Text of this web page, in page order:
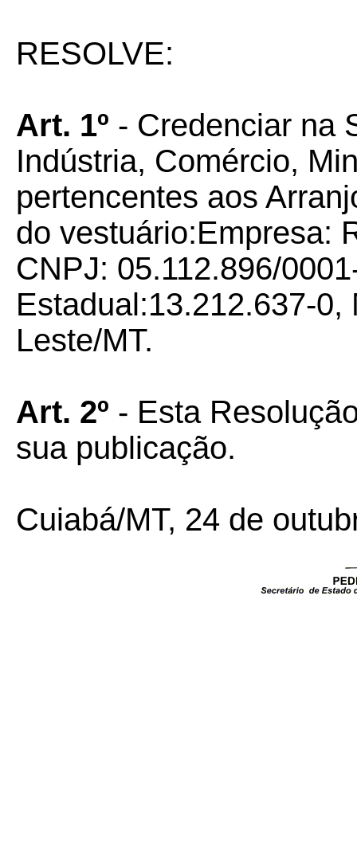
RESOLVE:
Art. 1º - Credenciar na
Indústria, Comércio,
pertencentes aos
do vestuário:Empresa:
CNPJ: 05.112.896/
Estadual:13.212.637-
Leste/MT.
Art. 2º - Esta
sua publicação.
Cuiabá/MT, 24 de